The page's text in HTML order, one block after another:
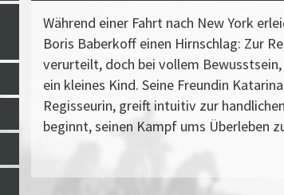
Während einer Fahrt nach New York
Boris Baberkoff einen Hirnschlag: Zur
verurteilt, doch bei vollem
ein kleines Kind. Seine Freundin
Regisseurin, greift intuitiv zur
beginnt, seinen Kampf ums Überleben